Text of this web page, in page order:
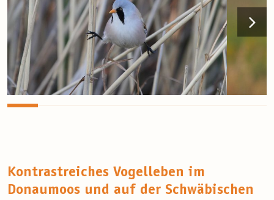
Kontrastreiches Vogelleben im
Donaumoos und auf der Schwäbischen